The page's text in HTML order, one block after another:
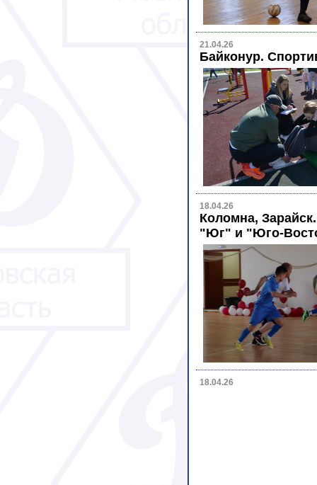
21.04.26
Байконур.
18.04.26
Коломна,
"Юг" и "Юго-
18.04.26